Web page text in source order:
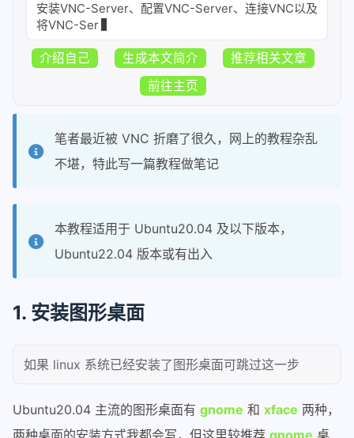
安装VNC-Server、配置VNC-Server、连接VNC以及
将VNC-Server设置为系统服务的步骤。文章还提
介绍自己 生成本文简介
推荐相关文章
前往主页
笔者最近被 VNC 折磨了很久，网上的教程杂乱
不堪，特此写一篇教程做笔记
本教程适用于 Ubuntu20.04 及以下版本，
Ubuntu22.04 版本或有出入
1. 安装图形桌面
如果 linux 系统已经安装了图形桌面可跳过这一步
Ubuntu20.04 主流的图形桌面有 gnome 和 xface 两种，
两种桌面的安装方式我都会写，但这里较推荐 gnome 桌